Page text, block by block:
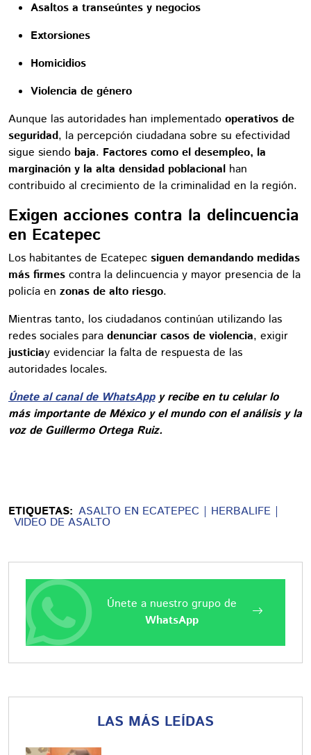
Asaltos a transeúntes y negocios
Extorsiones
Homicidios
Violencia de género
Aunque las autoridades han implementado operativos de
seguridad, la percepción ciudadana sobre su efectividad
sigue siendo baja. Factores como el desempleo, la
marginación y la alta densidad poblacional han
contribuido al crecimiento de la criminalidad en la región.
Exigen acciones contra la delincuencia
en Ecatepec
Los habitantes de Ecatepec siguen demandando medidas
más firmes contra la delincuencia y mayor presencia de la
policía en zonas de alto riesgo.
Mientras tanto, los ciudadanos continúan utilizando las
redes sociales para denunciar casos de violencia, exigir
justiciay evidenciar la falta de respuesta de las
autoridades locales.
Únete al canal de WhatsAppy recibe en tu celular lo
más importante de México y el mundo con el análisis y la
voz de Guillermo Ortega Ruiz.
ETIQUETAS: ASALTO EN ECATEPEC HERBALIFE
VIDEO DE ASALTO
Únete a nuestro grupo de
WhatsApp
LAS MÁS LEÍDAS